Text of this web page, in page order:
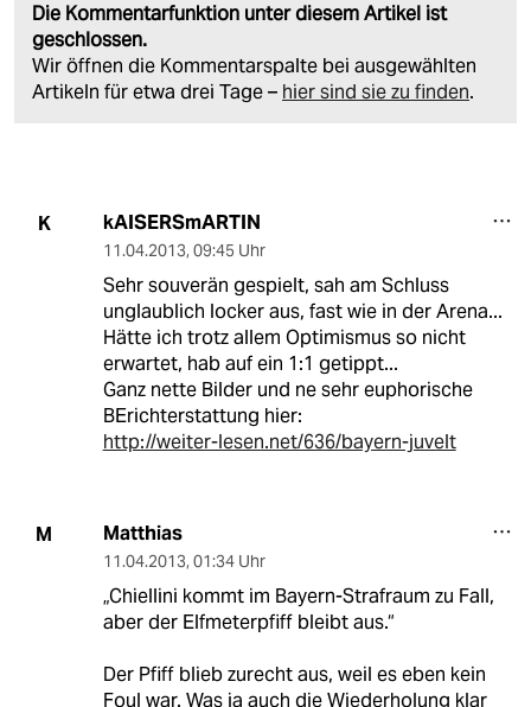
Die Kommentarfunktion unter diesem Artikel ist
geschlossen.
Wir öffnen die Kommentarspalte bei ausgewählten
Artikeln für etwa drei Tage – hier sind sie zu finden.
K kAISERSmARTIN
11.04.2013, 09:45 Uhr
Sehr souverän gespielt, sah am Schluss
unglaublich locker aus, fast wie in der Arena...
Hätte ich trotz allem Optimismus so nicht
erwartet, hab auf ein 1:1 getippt...
Ganz nette Bilder und ne sehr euphorische
BErichterstattung hier:
http://weiter-lesen.net/636/bayern-juvelt
M Matthias
11.04.2013, 01:34 Uhr
„Chiellini kommt im Bayern-Strafraum zu Fall,
aber der Elfmeterpfiff bleibt aus.“
Der Pfiff blieb zurecht aus, weil es eben kein
Foul war. Was ja auch die Wiederholung klar